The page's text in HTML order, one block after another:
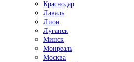
Краснодар
Лаваль
Лион
Луганск
Минск
Монреаль
Москва